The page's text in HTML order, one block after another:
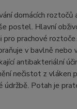
domácích roztočů
postel. Hlavní
prachové
v bavlně nebo
antibakteriální
nečistot z vláken
údržbě. Potah je